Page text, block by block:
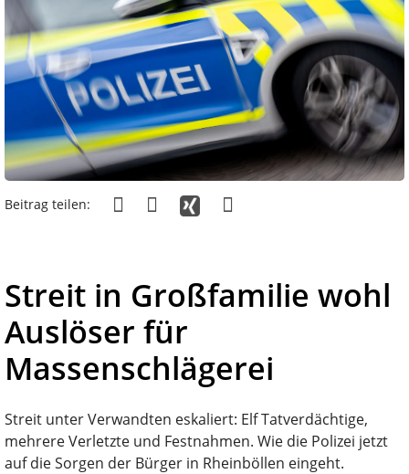
Beitrag teilen:
Streit in Großfamilie wohl
Auslöser für
Massenschlägerei
Streit unter Verwandten eskaliert: Elf Tatverdächtige,
mehrere Verletzte und Festnahmen. Wie die Polizei jetzt
auf die Sorgen der Bürger in Rheinböllen eingeht.